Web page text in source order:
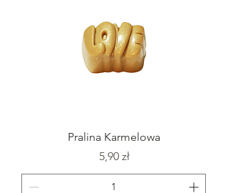
Pralina Karmelowa
Cena
5,90 zł